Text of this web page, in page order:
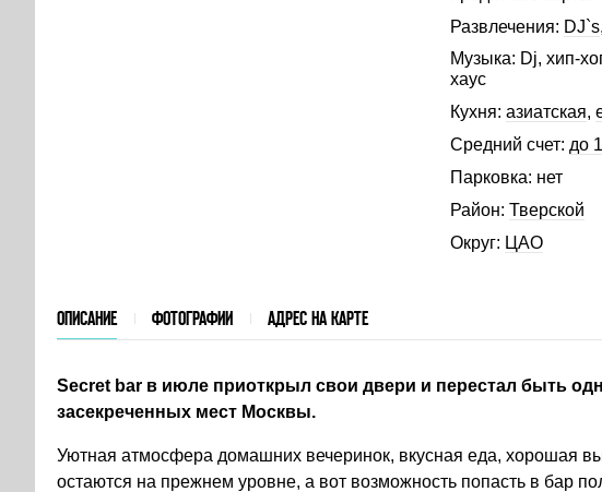
Развлечения: DJ`s,
Музыка: Dj, хип-
хаус
Кухня: азиатская,
Средний счет: до
Парковка: нет
Район: Тверской
Округ: ЦАО
ОПИСАНИЕ ФОТОГРАФИИ АДРЕС НА КАРТЕ
Secret bar в июле приоткрыл свои двери и перестал быть
засекреченных мест Москвы.
Уютная атмосфера домашних вечеринок, вкусная еда, хорошая
остаются на прежнем уровне, а вот возможность попасть в бар